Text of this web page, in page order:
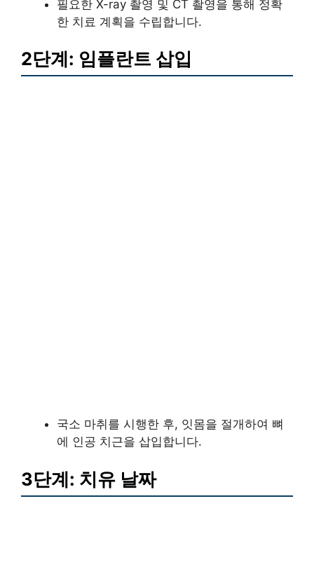
필요한 X-ray 촬영 및 CT 촬영을 통해 정확
한 치료 계획을 수립합니다.
2단계: 임플란트 삽입
국소 마취를 시행한 후, 잇몸을 절개하여 뼈
에 인공 치근을 삽입합니다.
3단계: 치유 날짜